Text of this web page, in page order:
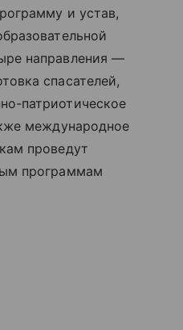
и устав,
направления —
спасателей,
патриотическое
международное
проведут
программам